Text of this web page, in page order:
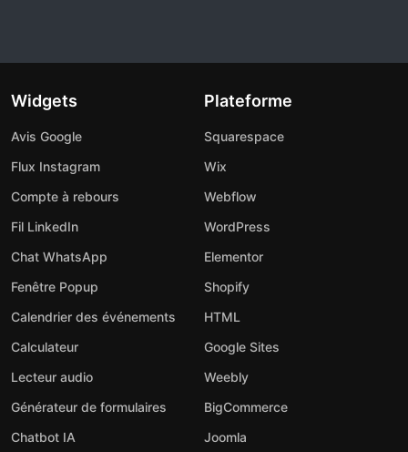
Widgets
Avis Google
Flux Instagram
Compte à rebours
Fil LinkedIn
Chat WhatsApp
Fenêtre Popup
Calendrier des événements
Calculateur
Lecteur audio
Générateur de formulaires
Chatbot IA
Plateforme
Squarespace
Wix
Webflow
WordPress
Elementor
Shopify
HTML
Google Sites
Weebly
BigCommerce
Joomla